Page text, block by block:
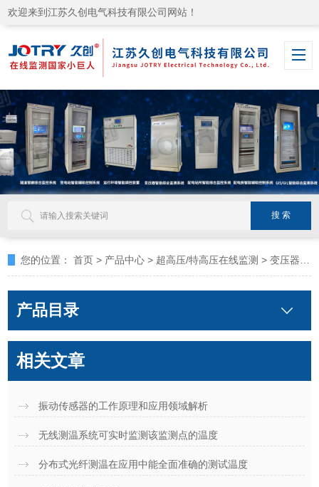
欢迎来到江苏久创电气科技有限公司网站！
您的位置： 首页 > 产品中心 > 超高压/特高压在线监测 >变压器铁芯夹件在线监测
产品目录
相关文章
振动传感器的工作原理和应用领域解析
无线测温系统可实时监测该监测点的温度
分布式光纤测温在应用中能全面准确的测试温度